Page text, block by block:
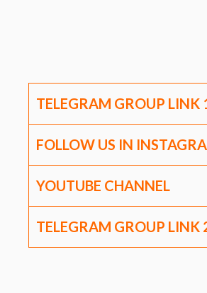
TELEGRAM GROUP LINK
FOLLOW US IN
YOUTUBE CHANNEL
TELEGRAM GROUP LINK